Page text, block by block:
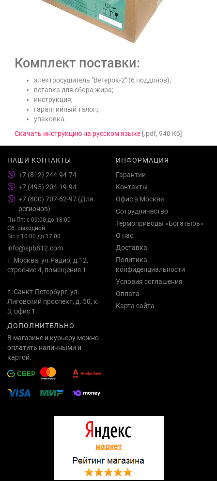
Комплект поставки:
электросушитель "Ветерок-2" (6 поддонов);
вставка для сбора жира;
инструкция;
гарантийный талон;
упаковка.
Скачать инструкцию на русском языке [.pdf, 940 Кб]
НАШИ КОНТАКТЫ
+7 (812) 244-94-74
+7 (495) 204-19-94
+7 (800) 707-62-97 (Для
регионов)
Пн-Пт: с 09:00 до 18:00
Сб: выходной
Вс: с 10:00 до 17:00
info@spb812.com
г. Москва, ул.Радио, д.12,
строение 4, помещение 1
г. Санкт-Петербург, ул.
Лиговский проспект, д. 50, к.
3, офис 1
ИНФОРМАЦИЯ
Гарантии
Контакты
Офис в Москве
Сотрудничество
Термоприводы «Богатырь»
О нас
Доставка
Политика
конфиденциальности
Условия соглашения
Оплата
Карта сайта
ДОПОЛНИТЕЛЬНО
В магазине и курьеру можно
оплатить наличными и
картой.